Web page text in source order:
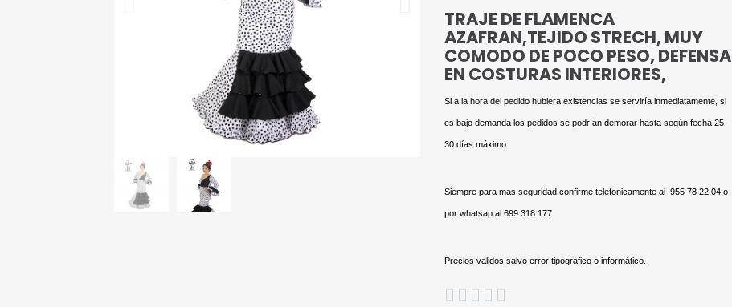
TRAJE DE FLAMENCA
AZAFRAN,TEJIDO STRECH, MUY
COMODO DE POCO PESO, DEFENSA
EN COSTURAS INTERIORES,
Si a la hora del pedido hubiera existencias se serviría inmediatamente, si
es bajo demanda los pedidos se podrían demorar hasta según fecha 25-
30 días máximo.
Siempre para mas seguridad confirme telefonicamente al 955 78 22 04 o
por whatsap al 699 318 177
Precios validos salvo error tipográfico o informático.
    